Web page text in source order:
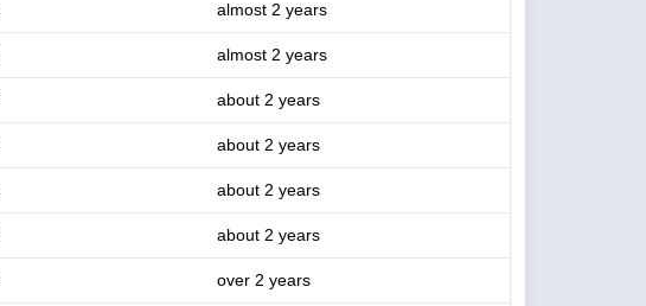
almost 2 years
almost 2 years
about 2 years
about 2 years
about 2 years
about 2 years
over 2 years